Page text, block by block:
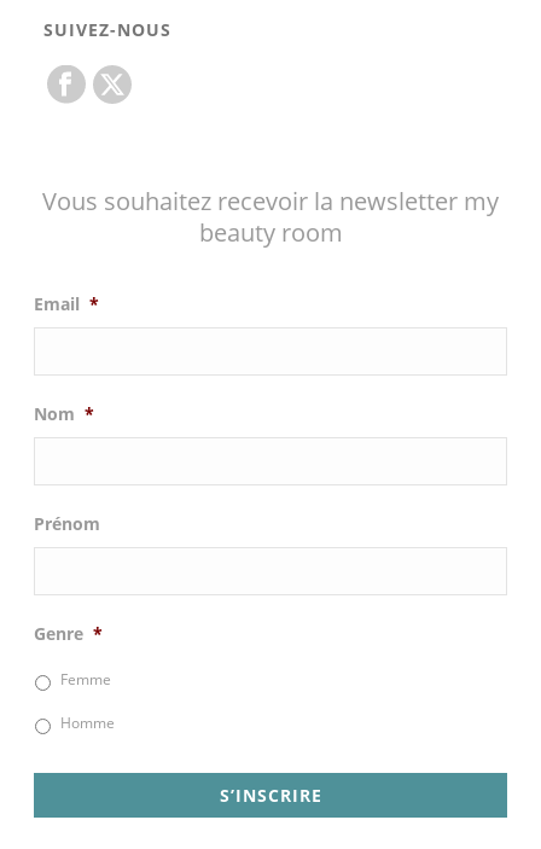
SUIVEZ-NOUS
Vous souhaitez recevoir la newsletter my
beauty room
Email *
Nom *
Prénom
Genre *
Femme
Homme